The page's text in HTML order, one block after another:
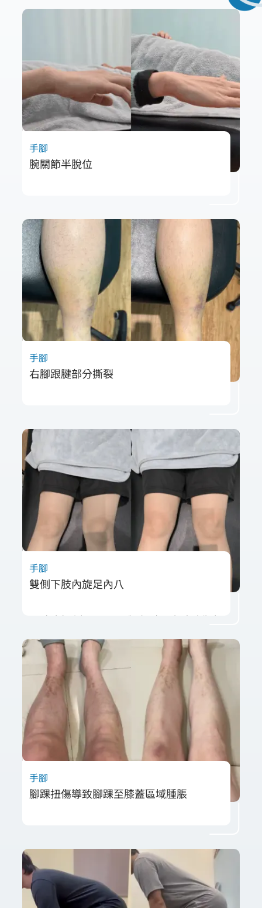
手腳
腕關節半脫位
題。透過五次療程，包含徒手鬆動與震波治
療，症狀明顯改善，活動力與舒適度皆大幅提
升。
手腳
右腳跟腱部分撕裂
產生劇烈疼痛與腫脹。經超音波與理學檢查診
斷為右跟腱部分撕裂，治療團隊規劃了三階段
修復計畫，並搭配射頻治療加速消腫與修復。
朱先生在第一次治療後即有顯著改善，後續透
過肌貼與定期回診順利恢復承重與活動能力。
此案例顯示，射頻治療在急性期肌腱損傷處理
中具關鍵性作用，及早診治與個別化介入有助
提升恢復成效。
手腳
雙側下肢內旋足內八
20 多歲楊小姐因足內八與膝內扣困擾走路像企
不痛的情況下改善下肢排列與步態，找回自然
站姿與自信。
手腳
腳踝扭傷導致腳踝至膝蓋區域腫脹
恢復正常行走。